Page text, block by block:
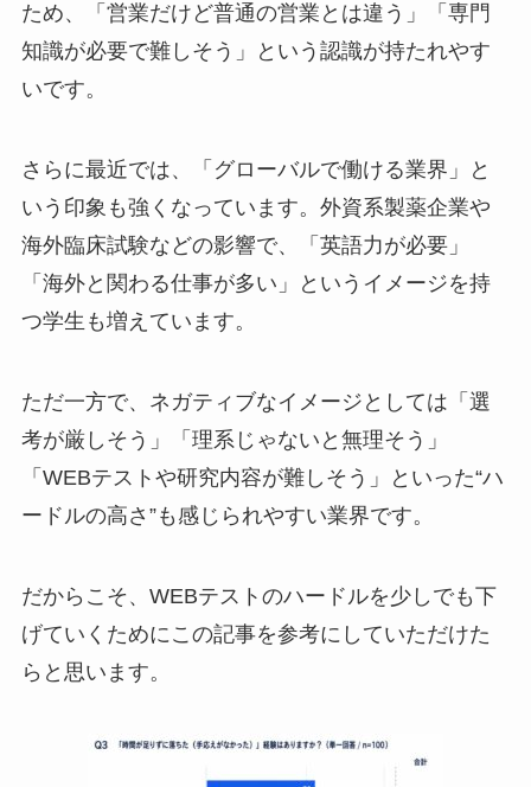
ため、「営業だけど普通の営業とは違う」「専門
知識が必要で難しそう」という認識が持たれやす
いです。
さらに最近では、「グローバルで働ける業界」と
いう印象も強くなっています。外資系製薬企業や
海外臨床試験などの影響で、「英語力が必要」
「海外と関わる仕事が多い」というイメージを持
つ学生も増えています。
ただ一方で、ネガティブなイメージとしては「選
考が厳しそう」「理系じゃないと無理そう」
「WEBテストや研究内容が難しそう」といった“ハ
ードルの高さ”も感じられやすい業界です。
だからこそ、WEBテストのハードルを少しでも下
げていくためにこの記事を参考にしていただけた
らと思います。